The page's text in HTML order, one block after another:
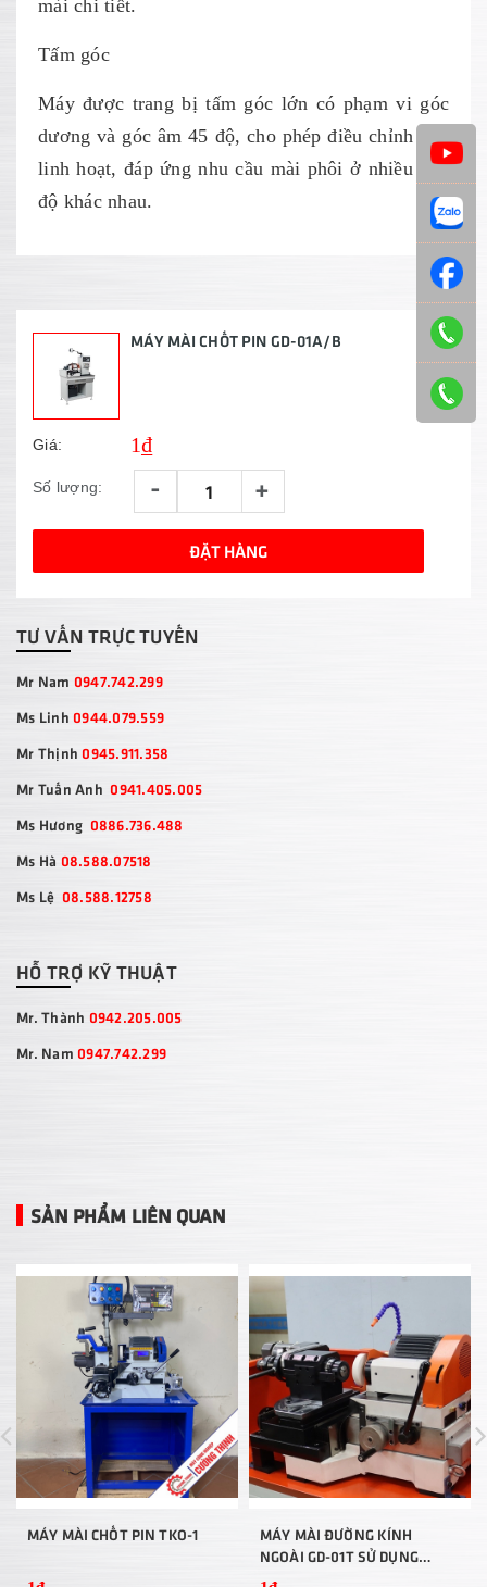
mài chi tiết.
Tấm góc
Máy được trang bị tấm góc lớn có phạm vi góc
dương và góc âm 45 độ, cho phép điều chỉnh góc
linh hoạt, đáp ứng nhu cầu mài phôi ở nhiều góc
độ khác nhau.
MÁY MÀI CHỐT PIN GD-01A/B
Giá: 1₫
Số lượng: - +
ĐẶT HÀNG
TƯ VẤN TRỰC TUYẾN
Mr Nam 0947.742.299
Ms Linh 0944.079.559
Mr Thịnh0945.911.358
Mr Tuấn Anh0941.405.005
Ms Hương 0886.736.488
Ms Hà 08.588.07518
Ms Lệ 08.588.12758
HỖ TRỢ KỸ THUẬT
Mr. Thành 0942.205.005
Mr. Nam 0947.742.299
SẢN PHẨM LIÊN QUAN
MÁY MÀI CHỐT PIN TKO-1
MÁY MÀI ĐƯỜNG KÍNH
NGOÀI GD-01T SỬ DỤNG
COLLET